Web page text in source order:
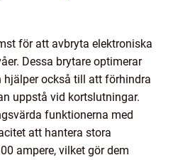
för att avbryta elektroniska
Dessa brytare optimerar
hjälper också till att förhindra
uppstå vid kortslutningar.
funktionerna med
att hantera stora
ampere, vilket gör dem